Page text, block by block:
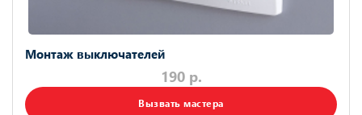
Монтаж выключателей
190 р.
Вызвать мастера